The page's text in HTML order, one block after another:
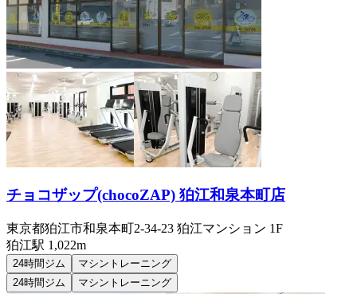
チョコザップ(chocoZAP) 狛江和泉本町店
東京都狛江市和泉本町2-34-23 狛江マンション 1F
狛江駅 1,022m
24時間ジム
マシントレーニング
24時間ジム
マシントレーニング